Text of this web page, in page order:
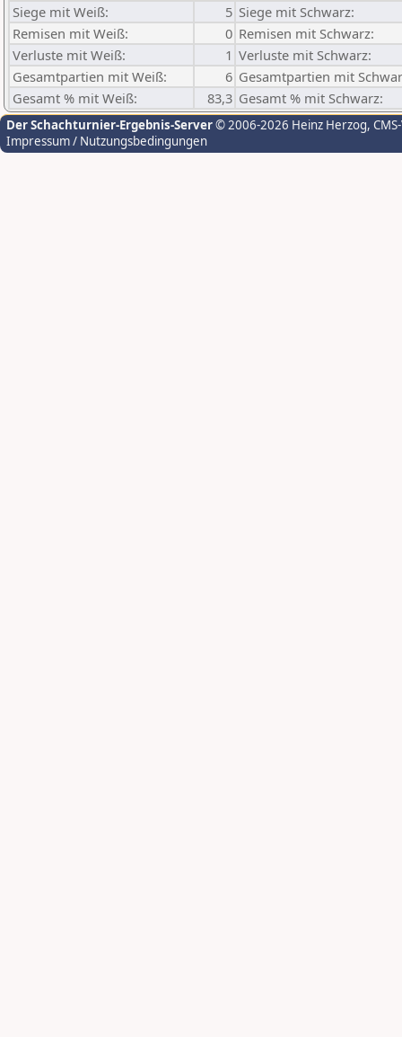
Siege mit Weiß:
5 Siege mit Schwarz:
Remisen mit Weiß:
0 Remisen mit Schwarz:
Verluste mit Weiß:
1 Verluste mit Schwarz:
Gesamtpartien mit Weiß:
6 Gesamtpartien mit
Gesamt % mit Weiß:
83,3 Gesamt % mit Schwarz:
Der Schachturnier-Ergebnis-Server© 2006-2026 Heinz Herzog,
Impressum / Nutzungsbedingungen